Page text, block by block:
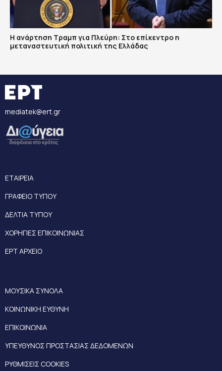
Η ανάρτηση Τραμπ για Πλεύρη: Στο επίκεντρο η
μεταναστευτική πολιτική της Ελλάδας
mediatek@ert.gr
ΕΤΑΙΡΕΙΑ
ΓΡΑΦΕΙΟ ΤΥΠΟΥ
ΔΕΛΤΙΑ ΤΥΠΟΥ
ΧΟΡΗΓΙΕΣ ΕΠΙΚΟΙΝΩΝΙΑΣ
ΕΡΤ ΑΡΧΕΙΟ
ΜΟΥΣΙΚΑ ΣΥΝΟΛΑ
ΚΟΙΝΩΝΙΚΗ ΕΥΘΥΝΗ
ΕΠΙΚΟΙΝΩΝΙΑ
ΥΠΕΥΘΥΝΟΣ ΠΡΟΣΤΑΣΙΑΣ ΔΕΔΟΜΕΝΩΝ
ΡΥΘΜΙΣΕΙΣ COOKIES